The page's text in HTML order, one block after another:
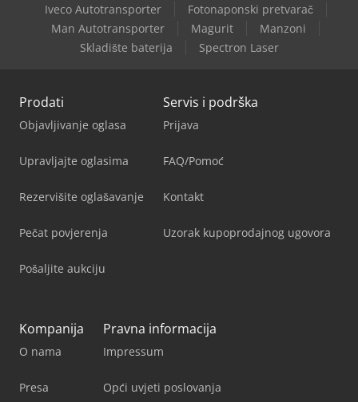
Iveco Autotransporter
Fotonaponski pretvarač
Man Autotransporter
Magurit
Manzoni
Skladište baterija
Spectron Laser
Prodati
Objavljivanje oglasa
Upravljajte oglasima
Rezervišite oglašavanje
Pečat povjerenja
Pošaljite aukciju
Servis i podrška
Prijava
FAQ/Pomoć
Kontakt
Uzorak kupoprodajnog ugovora
Kompanija
O nama
Presa
Pravna informacija
Impressum
Opći uvjeti poslovanja